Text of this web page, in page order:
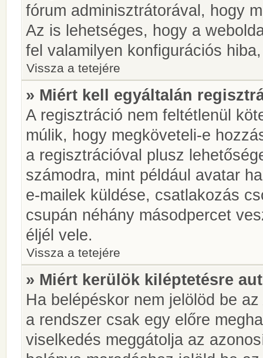
fórum adminisztrátorával, hogy
Az is lehetséges, hogy a
fel valamilyen konfigurációs
Vissza a tetejére
» Miért kell egyáltalán
A regisztráció nem feltétlenül
múlik, hogy megköveteli-e
a regisztrációval plusz
számodra, mint például avatar
e-mailek küldése, csatlakozás
csupán néhány másodpercet
éljél vele.
Vissza a tetejére
» Miért kerülök kiléptetésre
Ha belépéskor nem jelölöd be az
a rendszer csak egy előre
viselkedés meggátolja az